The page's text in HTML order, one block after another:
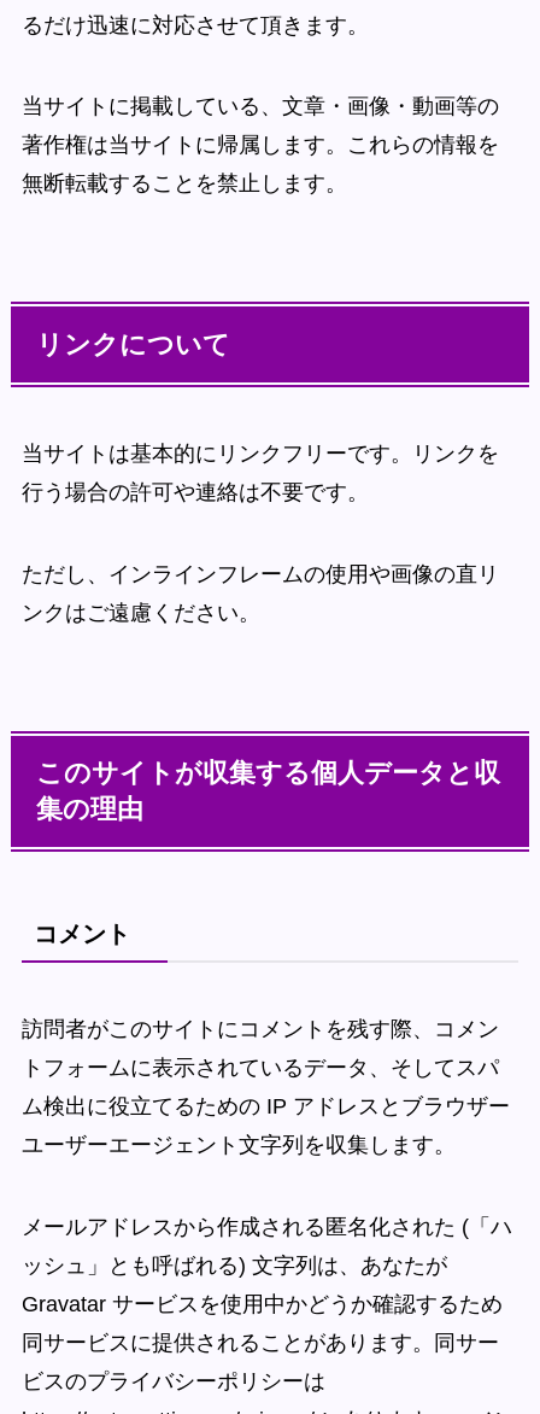
るだけ迅速に対応させて頂きます。
当サイトに掲載している、文章・画像・動画等の
著作権は当サイトに帰属します。これらの情報を
無断転載することを禁止します。
リンクについて
当サイトは基本的にリンクフリーです。リンクを
行う場合の許可や連絡は不要です。
ただし、インラインフレームの使用や画像の直リ
ンクはご遠慮ください。
このサイトが収集する個人データと収
集の理由
コメント
訪問者がこのサイトにコメントを残す際、コメン
トフォームに表示されているデータ、そしてスパ
ム検出に役立てるための IP アドレスとブラウザー
ユーザーエージェント文字列を収集します。
メールアドレスから作成される匿名化された (「ハ
ッシュ」とも呼ばれる) 文字列は、あなたが
Gravatar サービスを使用中かどうか確認するため
同サービスに提供されることがあります。同サー
ビスのプライバシーポリシーは